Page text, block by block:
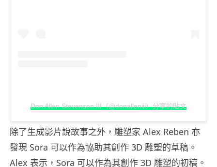
Don Allen Stevenson III（@donalleniii）分享的貼文
除了生成影片說故事之外，雕塑家 Alex Reben 亦
發現 Sora 可以作為協助其創作 3D 雕塑的草稿。
Alex 表示，Sora 可以作為其創作 3D 雕塑的初稿。